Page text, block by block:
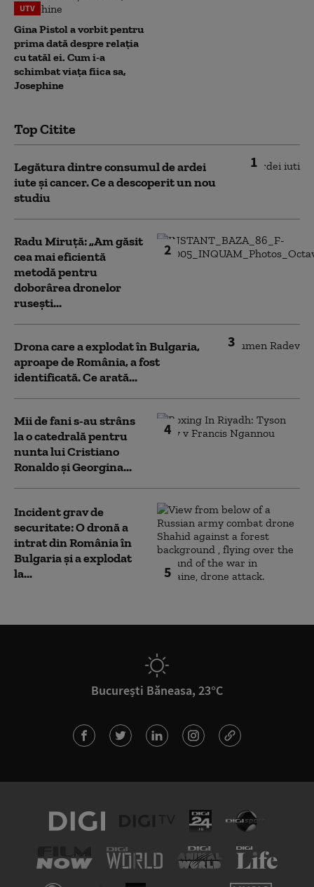
UTV
Gina Pistol a vorbit pentru
prima dată despre relația
cu tatăl ei. Cum i-a
schimbat viața fiica sa,
Josephine
Top Citite
1
Legătura dintre consumul de ardei
iute și cancer. Ce a descoperit un nou
studiu
2
Radu Miruță: „Am găsit
cea mai eficientă
metodă pentru
doborârea dronelor
rusești...
3
Drona care a explodat în Bulgaria,
aproape de România, a fost
identificată. Ce arată...
4
Mii de fani s-au strâns
la o catedrală pentru
nunta lui Cristiano
Ronaldo şi Georgina...
5
Incident grav de
securitate: O dronă a
intrat din România în
Bulgaria şi a explodat
la...
București Băneasa, 23°C